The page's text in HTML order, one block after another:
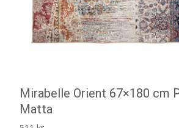
Mirabelle Orient 67×180 cm
Matta